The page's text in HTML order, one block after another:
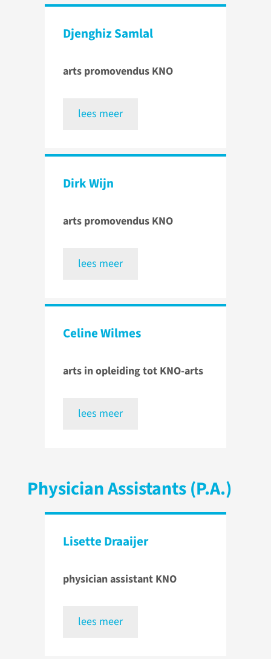
Djenghiz Samlal
arts promovendus KNO
lees meer
Dirk Wijn
arts promovendus KNO
lees meer
Celine Wilmes
arts in opleiding tot KNO-arts
lees meer
Physician Assistants (P.A.)
Lisette Draaijer
physician assistant KNO
lees meer